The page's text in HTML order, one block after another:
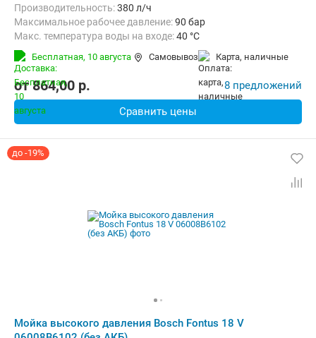
Производительность:380 л/ч
Максимальное рабочее давление:90 бар
Макс. температура воды на входе:40 °C
Длина шланга высокого давления :
Бесплатная, 10 августа Самовывоз карта, наличные
от864,00 p. 8 предложений
Сравнить цены
до -19%
Мойка высокого давления Bosch Fontus 18 V